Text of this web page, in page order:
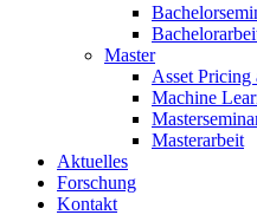
Master
Asset
Machine
Masterarbeit
Aktuelles
Forschung
Kontakt